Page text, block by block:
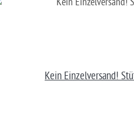
Kein Einzelversand!